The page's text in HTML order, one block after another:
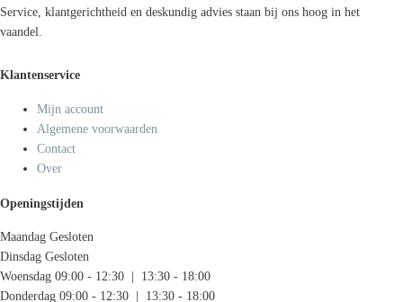
Service, klantgerichtheid en deskundig advies staan bij ons hoog in het
vaandel.
Klantenservice
Mijn account
Algemene voorwaarden
Contact
Over
Openingstijden
Maandag Gesloten
Dinsdag Gesloten
Woensdag 09:00 - 12:30 | 13:30 - 18:00
Donderdag 09:00 - 12:30 | 13:30 - 18:00